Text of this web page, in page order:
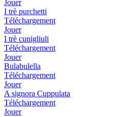
Jouer
I trè purchetti
Téléchargement
Jouer
I trè cunigliuli
Téléchargement
Jouer
Bulabulella
Téléchargement
Jouer
A signora Cuppulata
Téléchargement
Jouer